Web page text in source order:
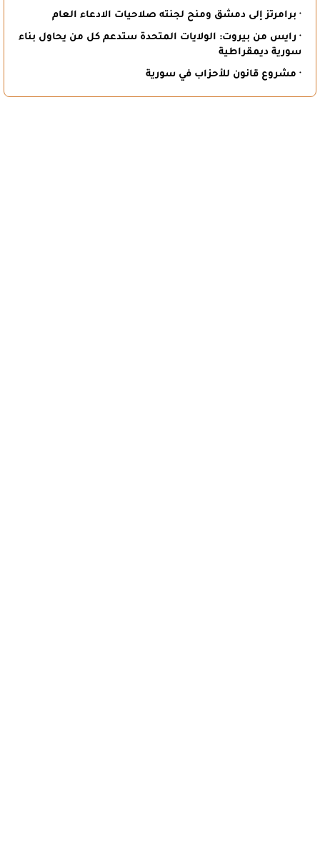
· برامرتز إلى دمشق ومنح لجنته صلاحيات الادعاء العام
· رايس من بيروت: الولايات المتحدة ستدعم كل من يحاول بناء
سورية ديمقراطية
· مشروع قانون للأحزاب في سورية